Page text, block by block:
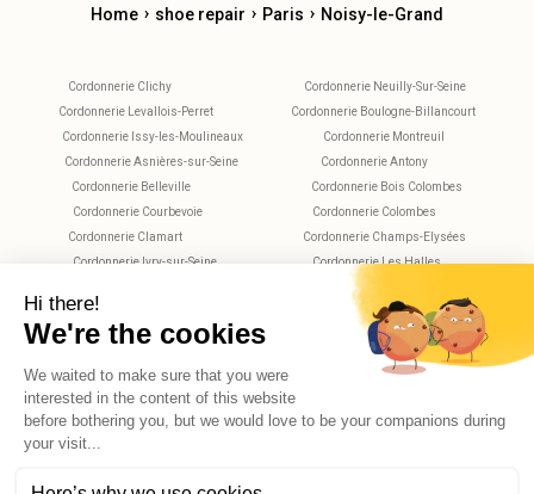
Home › shoe repair › Paris › Noisy-le-Grand
Cordonnerie Clichy
Cordonnerie Neuilly-Sur-Seine
Cordonnerie Levallois-Perret
Cordonnerie Boulogne-Billancourt
Cordonnerie Issy-les-Moulineaux
Cordonnerie Montreuil
Cordonnerie Asnières-sur-Seine
Cordonnerie Antony
Cordonnerie Belleville
Cordonnerie Bois Colombes
Cordonnerie Courbevoie
Cordonnerie Colombes
Cordonnerie Clamart
Cordonnerie Champs-Elysées
Cordonnerie Ivry-sur-Seine
Cordonnerie Les Halles
Cordonnerie Montparnasse
Cordonnerie Nanterre
Cordonnerie Plaisance
Cordonnerie Saint-Maur-des-Fossés
Cordonnerie Rueil-Malmaison
Cordonnerie Vitry-sur-Seine
Hello, do you have any questions?